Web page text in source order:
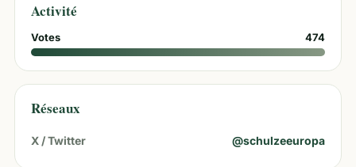
Activité
Votes 474
Réseaux
X / Twitter @schulzeeuropa